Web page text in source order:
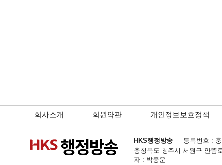
회사소개 회원약관 개인정보보호정책
HKS행정방송 ｜ 등록번호 :
충청북도 청주시 서원구 안뜸
자 : 박종운